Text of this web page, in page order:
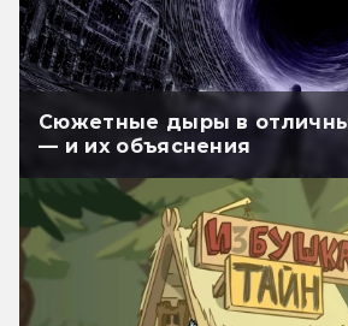
Сюжетные дыры в
— и их объяснения